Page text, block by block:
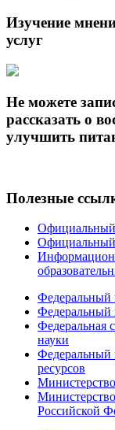
Изучение
услуг
Не можете
рассказать о
улучшить
Полезные
Официальный
Официальный
Федеральный
Федеральный
Федеральная
науки
Федеральный
ресурсов
Российской